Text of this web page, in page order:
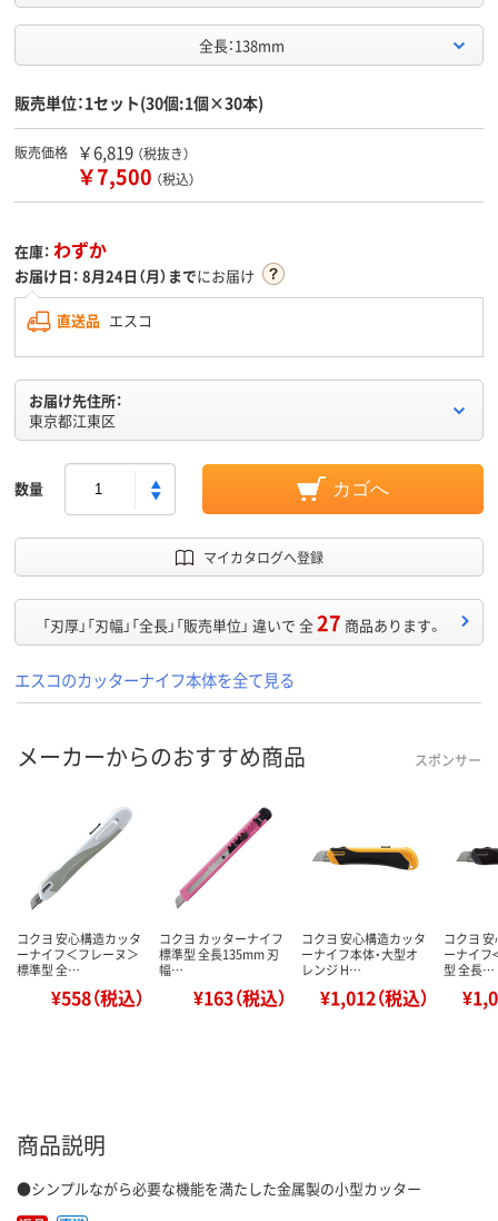
全長：138mm
販売単位：1セット(30個:1個×30本)
販売価格 ￥6,819 （税抜き）
￥7,500 （税込）
在庫： わずか
お届け日： 8月24日（月）までにお届け
直送品 エスコ
お届け先住所：
東京都江東区
数量 カゴへ
マイカタログへ登録
「刃厚」「刃幅」「全長」「販売単位」 違いで 全27 商品あります。
エスコのカッターナイフ本体を全て見る
メーカーからのおすすめ商品 スポンサー
コクヨ 安心構造カッタ
ーナイフ＜フレーヌ＞
標準型 全…
¥558（税込）
コクヨ カッターナイフ
標準型 全長135mm 刃
幅…
¥163（税込）
コクヨ 安心構造カッタ
ーナイフ本体・大型オ
レンジ H…
¥1,012（税込）
コクヨ
ーナイフ
型 全長…
商品説明
●シンプルながら必要な機能を満たした金属製の小型カッター